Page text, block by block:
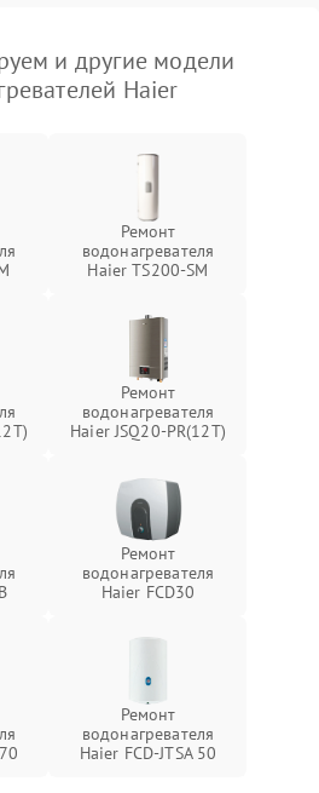
и другие модели
Haier
Ремонт
водонагревателя
Haier TS200-SM
Ремонт
водонагревателя
Haier JSQ20-PR(12T)
Ремонт
водонагревателя
Haier FCD30
Ремонт
водонагревателя
Haier FCD-JTSA 50